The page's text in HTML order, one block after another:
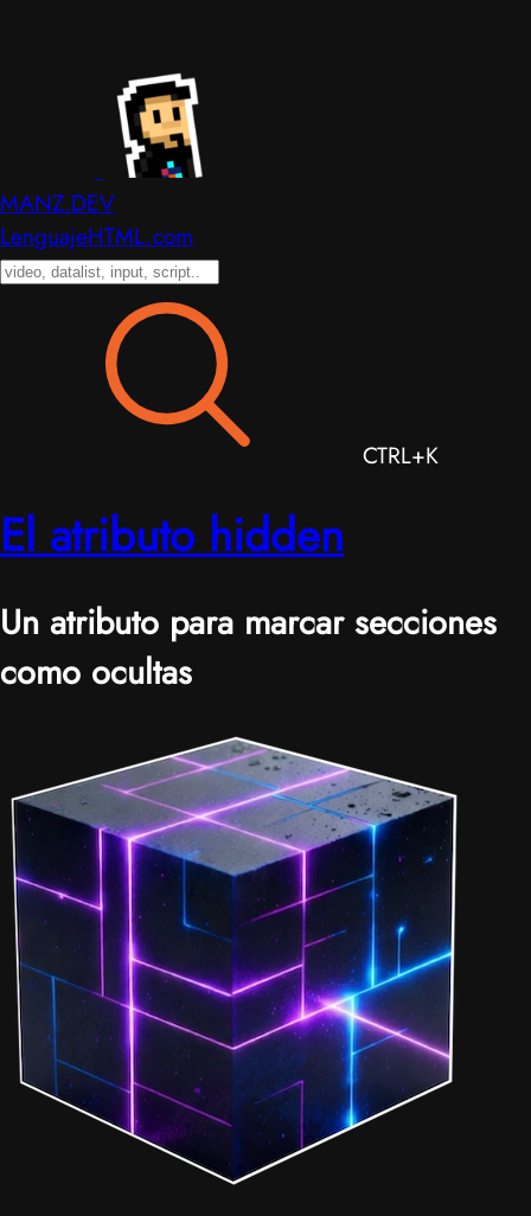
MANZ.DEV
LenguajeHTML.com
CTRL+K
El atributo hidden
Un atributo para marcar secciones
como ocultas